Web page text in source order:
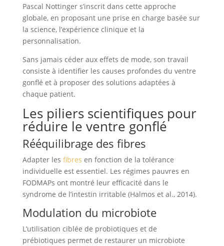
Pascal Nottinger s’inscrit dans cette approche
globale, en proposant une prise en charge basée sur
la science, l’expérience clinique et la
personnalisation.
Sans jamais céder aux effets de mode, son travail
consiste à identifier les causes profondes du ventre
gonflé et à proposer des solutions adaptées à
chaque patient.
Les piliers scientifiques pour
réduire le ventre gonflé
Rééquilibrage des fibres
Adapter les fibres en fonction de la tolérance
individuelle est essentiel. Les régimes pauvres en
FODMAPs ont montré leur efficacité dans le
syndrome de l’intestin irritable (Halmos et al., 2014).
Modulation du microbiote
L’utilisation ciblée de probiotiques et de
prébiotiques permet de restaurer un microbiote